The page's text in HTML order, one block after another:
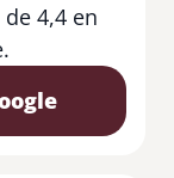
4,4 en